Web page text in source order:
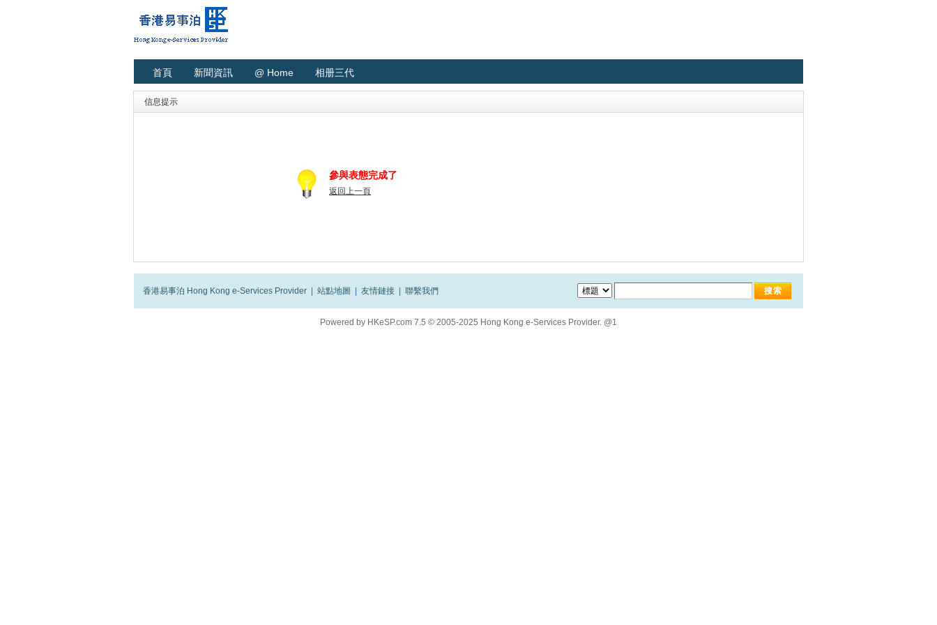
首頁 新聞資訊 @ Home 相册三代
信息提示
參與表態完成了
返回上一頁
香港易事泊 Hong Kong e-Services Provider 站點地圖 友情鏈接 聯繫我們
Powered by HKeSP.com 7.5 © 2005-2025 Hong Kong e-Services Provider. @1